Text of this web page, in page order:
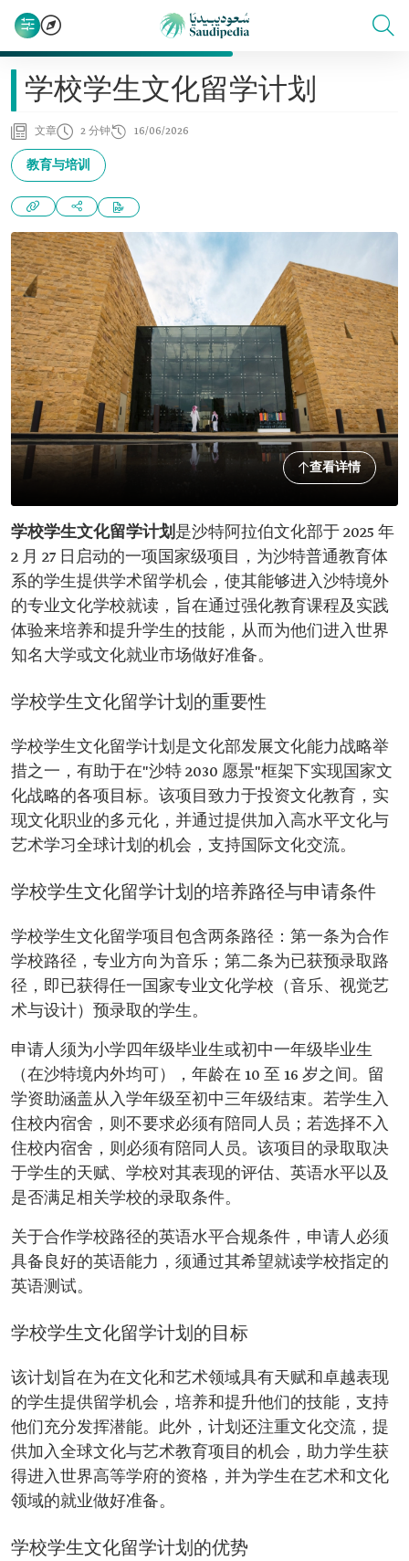
学校学生文化留学计划
文章 2 分钟 16/06/2026
教育与培训
查看详情
学校学生文化留学计划是沙特阿拉伯文化部于 2025 年
2 月 27 日启动的一项国家级项目，为沙特普通教育体
系的学生提供学术留学机会，使其能够进入沙特境外
的专业文化学校就读，旨在通过强化教育课程及实践
体验来培养和提升学生的技能，从而为他们进入世界
知名大学或文化就业市场做好准备。
学校学生文化留学计划的重要性
学校学生文化留学计划是文化部发展文化能力战略举
措之一，有助于在"沙特 2030 愿景"框架下实现国家文
化战略的各项目标。该项目致力于投资文化教育，实
现文化职业的多元化，并通过提供加入高水平文化与
艺术学习全球计划的机会，支持国际文化交流。
学校学生文化留学计划的培养路径与申请条件
学校学生文化留学项目包含两条路径：第一条为合作
学校路径，专业方向为音乐；第二条为已获预录取路
径，即已获得任一国家专业文化学校（音乐、视觉艺
术与设计）预录取的学生。
申请人须为小学四年级毕业生或初中一年级毕业生
（在沙特境内外均可），年龄在 10 至 16 岁之间。留
学资助涵盖从入学年级至初中三年级结束。若学生入
住校内宿舍，则不要求必须有陪同人员；若选择不入
住校内宿舍，则必须有陪同人员。该项目的录取取决
于学生的天赋、学校对其表现的评估、英语水平以及
是否满足相关学校的录取条件。
关于合作学校路径的英语水平合规条件，申请人必须
具备良好的英语能力，须通过其希望就读学校指定的
英语测试。
学校学生文化留学计划的目标
该计划旨在为在文化和艺术领域具有天赋和卓越表现
的学生提供留学机会，培养和提升他们的技能，支持
他们充分发挥潜能。此外，计划还注重文化交流，提
供加入全球文化与艺术教育项目的机会，助力学生获
得进入世界高等学府的资格，并为学生在艺术和文化
领域的就业做好准备。
学校学生文化留学计划的优势